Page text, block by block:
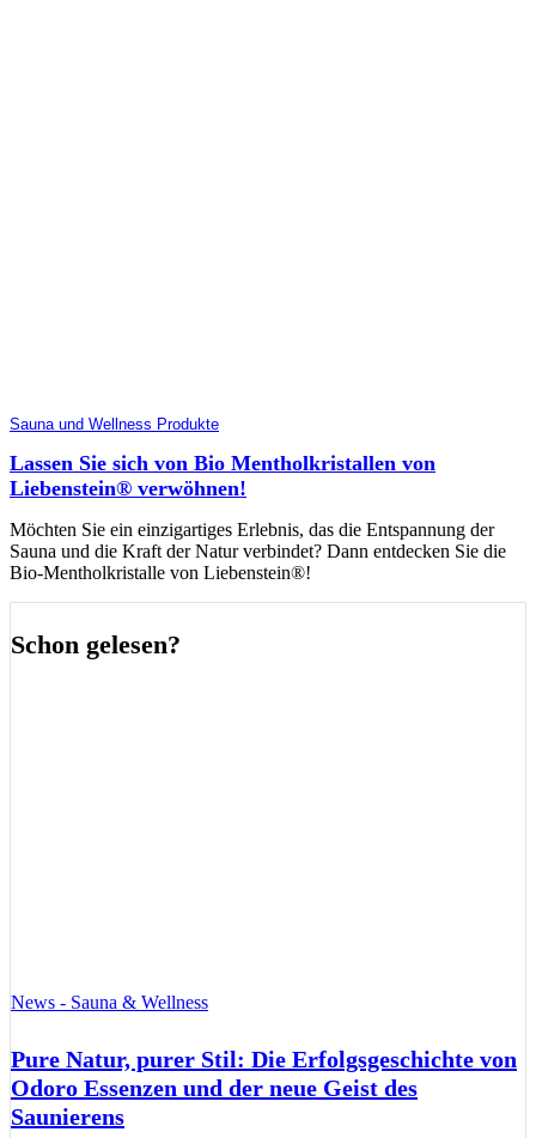
Sauna und Wellness Produkte
Lassen Sie sich von Bio Mentholkristallen von
Liebenstein® verwöhnen!
Möchten Sie ein einzigartiges Erlebnis, das die Entspannung der
Sauna und die Kraft der Natur verbindet? Dann entdecken Sie die
Bio-Mentholkristalle von Liebenstein®!
Schon gelesen?
News - Sauna & Wellness
Pure Natur, purer Stil: Die Erfolgsgeschichte von
Odoro Essenzen und der neue Geist des
Saunierens